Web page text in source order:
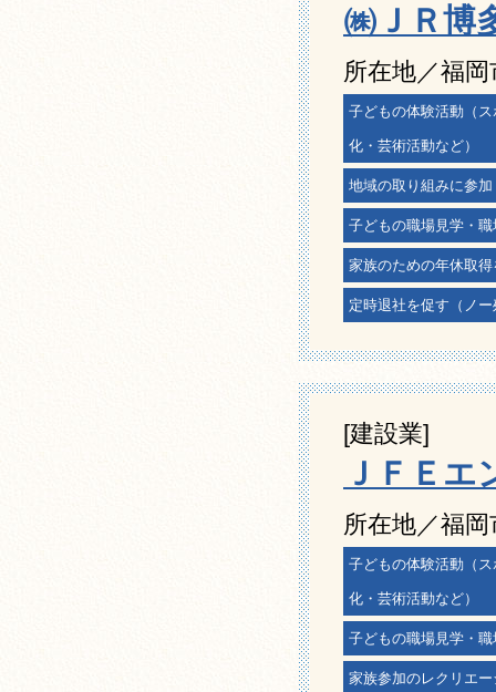
㈱ＪＲ博
所在地／福
子どもの体験活動（
化・芸術活動など）
地域の取り組みに参加
子どもの職場見学・職
家族のための年休取得
定時退社を促す（ノ
[建設業]
ＪＦＥ
所在地／福
子どもの体験活動（
化・芸術活動など）
子どもの職場見学・職
家族参加のレクリエ